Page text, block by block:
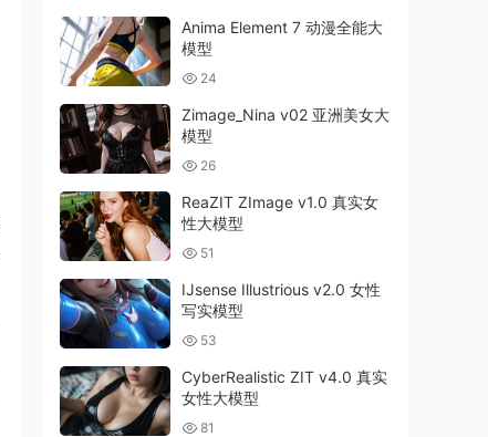
Anima Element 7 动漫全能大
模型
24
Zimage_Nina v02 亚洲美女大
模型
26
ReaZIT ZImage v1.0 真实女
性大模型
51
IJsense Illustrious v2.0 女性
写实模型
53
CyberRealistic ZIT v4.0 真实
女性大模型
81